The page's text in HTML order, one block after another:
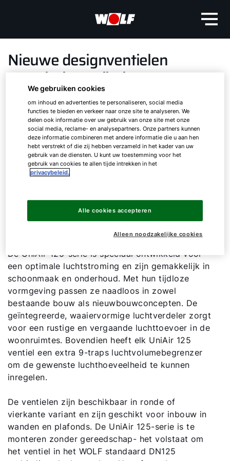
Nieuwe designventielen
woonhuisventilatie
Uniair-125-serie zorgt voor optimale
luchtstroming
Voor een optimale ventilatie kunnen WOLF
woonhuisventilatie-units en het Excellent
luchtverdeelsysteem worden aangevuld met de
designventielen van de UniAir 125-serie. De
toevoer- als voor afvoerlucht. Kenmerkend aan
het ontwerp is de platte constructie van de
De UniAir-125-serie is speciaal ontwikkeld voor
een optimale luchtstroming en zijn gemakkelijk in
schoonmaak en onderhoud. Met hun tijdloze
vormgeving passen ze naadloos in zowel
bestaande bouw als nieuwbouwconcepten. De
geïntegreerde, waaiervormige luchtverdeler zorgt
voor een rustige en vergaande luchttoevoer in de
woonruimtes. Bovendien heeft elk UniAir 125
ventiel een extra 9-traps luchtvolumebegrenzer
om de gewenste luchthoeveelheid te kunnen
inregelen.
De ventielen zijn beschikbaar in ronde of
vierkante variant en zijn geschikt voor inbouw in
wanden en plafonds. De UniAir 125-serie is te
monteren zonder gereedschap- het volstaat om
het ventiel in het WOLF standaard DN125
Hallo!
Hoe kunnen wij u helpen?
Adresgegevens
Ook interessant?
We gebruiken cookies
om inhoud en advertenties te personaliseren, social media
functies te bieden en verkeer naar onze site te analyseren. We
delen ook informatie over uw gebruik van onze site met onze
social media, reclame- en analysepartners. Onze partners kunnen
deze informatie combineren met andere informatie die u aan hen
hebt verstrekt of die zij hebben verzameld in het kader van uw
gebruik van de diensten. U kunt uw toestemming voor het
gebruik van cookies te allen tijde intrekken in het
privacybeleid.
Alleen noodzakelijke cookies
Alle cookies accepteren